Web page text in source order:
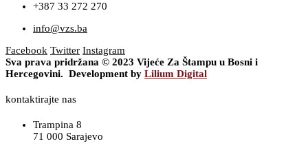
+387 33 272 270
info@vzs.ba
Facebook Twitter Instagram
Sva prava pridržana © 2023 Vijeće Za Štampu u Bosni i
Hercegovini. Development by Lilium Digital
kontaktirajte nas
Trampina 8
71 000 Sarajevo